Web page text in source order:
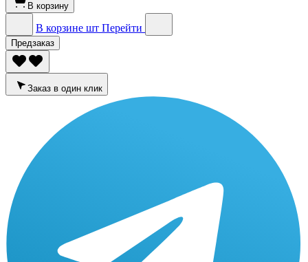
В корзину
В корзине шт Перейти
Предзаказ
Заказ в один клик